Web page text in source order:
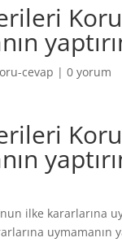
cevap |0 yorum
ilke kararlarına
uymamanın